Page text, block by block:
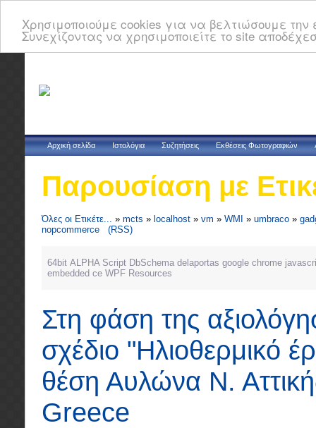
Χρησιμοποιούμε cookies για να βελτιώσουμε
Συνεχίζοντας να χρησιμοποιείτε το site
Αρχική σελίδα Ιστολόγια Συζητήσεις Εκθέσεις Φωτογραφιών
Παρουσίαση με
Όλες οι Ετικέτε... » mcts » localhost » vm » WMI » umbraco »
nopcommerce
(RSS)
64bit ALPHA Script DbSchema delaportas google chrome
embedded ce WPF Resources
Στη φάση της
σχέδιο "Ηλιοθερμικό
θέση Αυλώνα Ν.
Greece